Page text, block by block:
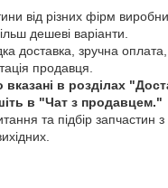
від різних фірм
дешеві варіанти.
доставка, зручна
продавця.
вказані в розділах
в "Чат з продавцем."
та підбір запчастин